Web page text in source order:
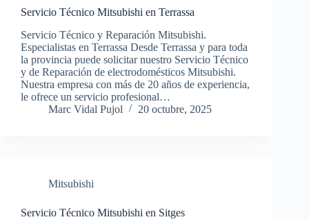
Servicio Técnico Mitsubishi en Terrassa
Servicio Técnico y Reparación Mitsubishi.
Especialistas en Terrassa Desde Terrassa y para toda
la provincia puede solicitar nuestro Servicio Técnico
y de Reparación de electrodomésticos Mitsubishi.
Nuestra empresa con más de 20 años de experiencia,
le ofrece un servicio profesional…
Marc Vidal Pujol
20 octubre, 2025
Mitsubishi
Servicio Técnico Mitsubishi en Sitges